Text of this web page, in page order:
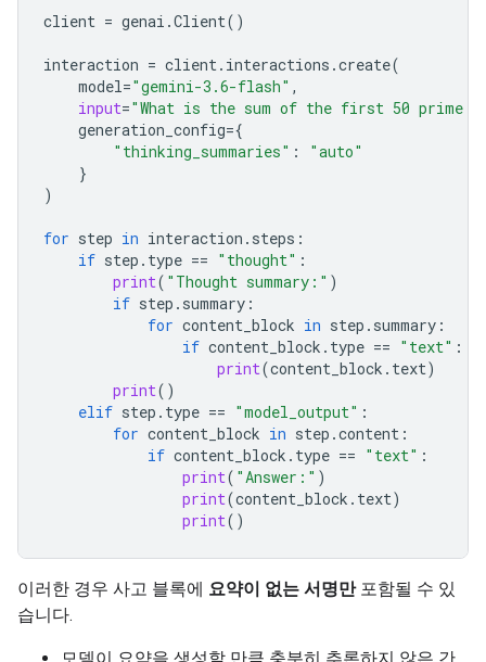
client = genai .Client()
interaction = client. interactions .create(
model="gemini-3.6-flash" ,
input="What is the sum of the first 50 prime
generation_config={
"thinking_summaries" :
"auto"
}
)
for step in interaction . steps :
if step . type == "thought" :
print( "Thought summary:" )
if step . summary :
for content_block in step . summary :
if content_block . type == "text" :
print(content_block . text)
print()
elif step . type == "model_output" :
for content_block in step .content :
if content_block . type == "text" :
print( "Answer:" )
print(content_block . text)
print()
이러한 경우 사고 블록에 요약이 없는 서명만포함될 수 있
습니다.